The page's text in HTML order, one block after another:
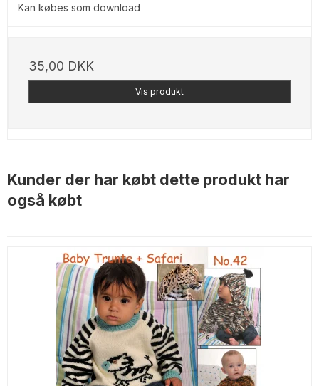
Kan købes som download
35,00 DKK
Vis produkt
Kunder der har købt dette produkt har
også købt